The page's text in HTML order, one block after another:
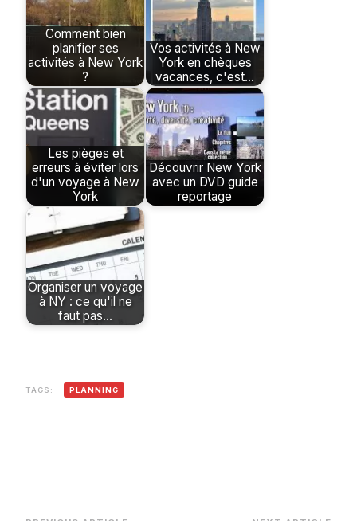
Comment bien
planifier ses
activités à New York
?
Vos activités à New
York en chèques
vacances, c'est…
Les pièges et
erreurs à éviter lors
d'un voyage à New
York
Découvrir New York
avec un DVD guide
reportage
Organiser un voyage
à NY : ce qu'il ne
faut pas…
TAGS: PLANNING